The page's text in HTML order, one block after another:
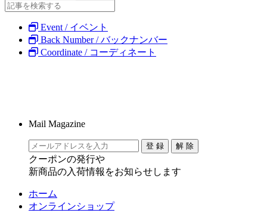
Event / イベント
Back Number / バックナンバー
Coordinate / コーディネート
Mail Magazine
クーポンの発行や
新商品の入荷情報をお知らせします
ホーム
オンラインショップ